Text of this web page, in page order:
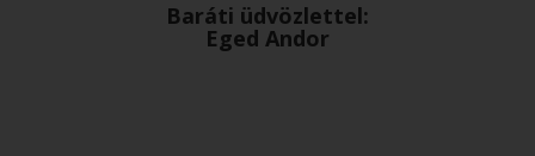
Baráti üdvözlettel:
Eged Andor